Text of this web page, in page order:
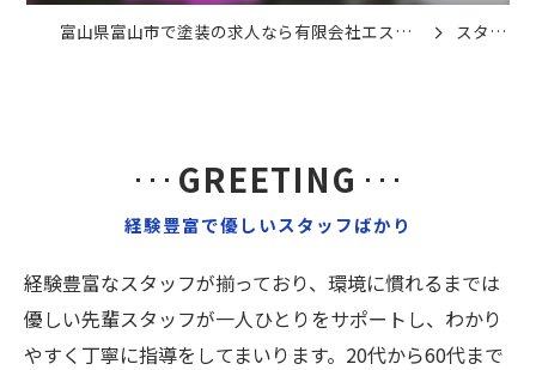
富山県富山市で塗装の求人なら有限会社エス・ティー美装 スタッフ
経験豊富で優しいスタッフばかり
GREETING
経験豊富なスタッフが揃っており、環境に慣れるまでは
優しい先輩スタッフが一人ひとりをサポートし、わかり
やすく丁寧に指導をしてまいります。20代から60代まで